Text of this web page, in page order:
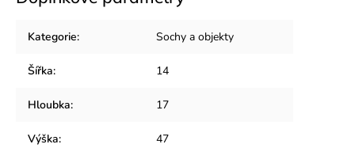
Kategorie: Sochy a objekty
Šířka: 14
Hloubka: 17
Výška: 47